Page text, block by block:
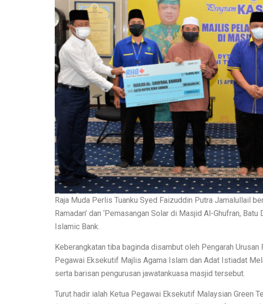
Raja Muda Perlis Tuanku Syed Faizuddin Putra Jamalullail
Ramadan’ dan ‘Pemasangan Solar di Masjid Al-Ghufran,
Islamic Bank.
Keberangkatan tiba baginda disambut oleh Pengarah
Pegawai Eksekutif Majlis Agama Islam dan Adat Istiadat
serta barisan pengurusan jawatankuasa masjid tersebut.
Turut hadir ialah Ketua Pegawai Eksekutif Malaysian Green